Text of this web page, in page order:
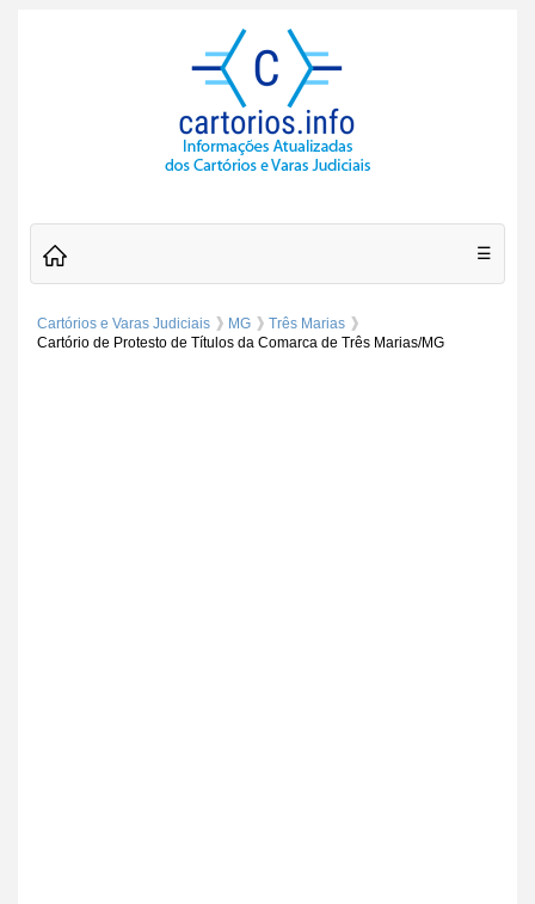
☰
Cartórios e Varas Judiciais MG
Três Marias
Cartório de Protesto de Títulos da Comarca de Três Marias/MG